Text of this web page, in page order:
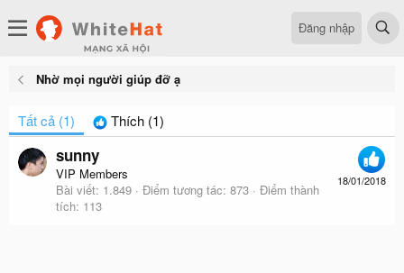
Đăng nhập
Nhờ mọi người giúp đỡ ạ
Tất cả (1) Thích (1)
18/01/2018
sunny
VIP Members
Bài viết 1.849 Điểm tương tác 873
Điểm thành
tích 113